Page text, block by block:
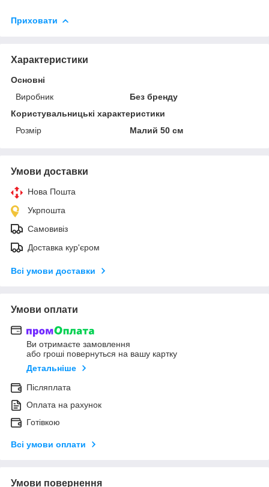
Приховати
Характеристики
Основні
Виробник
Без бренду
Користувальницькі характеристики
Розмір
Малий 50 см
Умови доставки
Нова Пошта
Укрпошта
Самовивіз
Доставка кур'єром
Всі умови доставки
Умови оплати
Ви отримаєте замовлення
або гроші повернуться на вашу картку
Детальніше
Післяплата
Оплата на рахунок
Готівкою
Всі умови оплати
Умови повернення